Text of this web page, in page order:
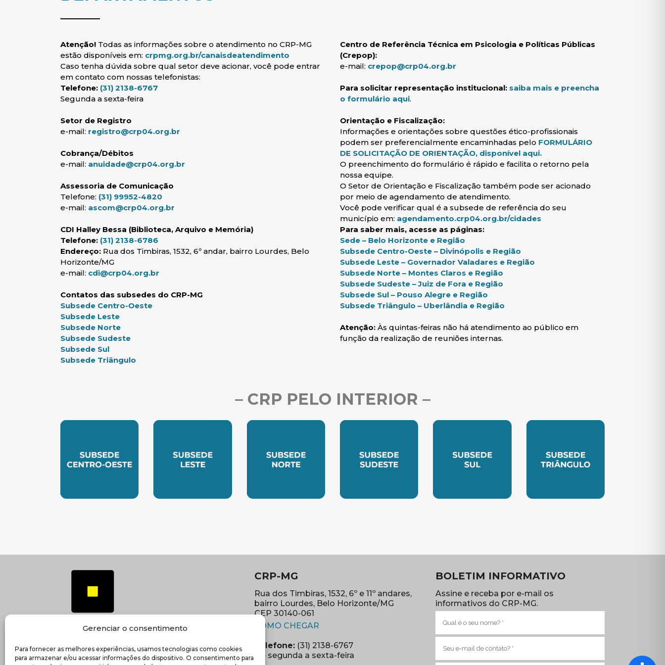
Gerenciar o consentimento
Para fornecer as melhores experiências, usamos tecnologias como cookies
para armazenar e/ou acessar informações do dispositivo. O consentimento para
Atenção! Todas as informações sobre o atendimento no CRP-MG
estão disponíveis em: crpmg.org.br/canaisdeatendimento (abre em nova janela)
Caso tenha dúvida sobre qual setor deve acionar, você pode entrar
em contato com nossas telefonistas:
Telefone: (31) 2138-6767
Segunda a sexta-feira
Setor de Registro
e-mail: registro@crp04.org.br
Cobrança/Débitos
e-mail: anuidade@crp04.org.br
Assessoria de Comunicação
Telefone: (31) 99952-4820
e-mail: ascom@crp04.org.br
CDI Halley Bessa (Biblioteca, Arquivo e Memória)
Telefone: (31) 2138-6786
Endereço: Rua dos Timbiras, 1532, 6º andar, bairro Lourdes, Belo
Horizonte/MG
e-mail: cdi@crp04.org.br
Contatos das subsedes do CRP-MG
Subsede Centro-Oeste(abre em nova janela)
Subsede Leste(abre em nova janela)
Subsede Norte(abre em nova janela)
Subsede Sudeste(abre em nova janela)
Subsede Sul(abre em nova janela)
Subsede Triângulo
Centro de Referência Técnica em Psicologia e Políticas Públicas
(Crepop):
e-mail: crepop@crp04.org.br
Para solicitar representação institucional: saiba mais e preencha
o formulário aqui.
Orientação e Fiscalização:
Informações e orientações sobre questões ético-profissionais
podem ser preferencialmente encaminhadas pelo FORMULÁRIO
DE SOLICITAÇÃO DE ORIENTAÇÃO, disponível aqui.(abre em nova janela)
O preenchimento do formulário é rápido e facilita o retorno pela
nossa equipe.
O Setor de Orientação e Fiscalização também pode ser acionado
por meio de agendamento de atendimento.
Você pode verificar qual é a subsede de referência do seu
município em: agendamento.crp04.org.br/cidades
Para saber mais, acesse as páginas:
Sede – Belo Horizonte e Região
Subsede Centro-Oeste – Divinópolis e Região
Subsede Leste – Governador Valadares e Região
Subsede Norte – Montes Claros e Região
Subsede Sudeste – Juiz de Fora e Região
Subsede Sul – Pouso Alegre e Região
Subsede Triângulo – Uberlândia e Região
Atenção: Às quintas-feiras não há atendimento ao público em
função da realização de reuniões internas.
– CRP PELO INTERIOR –
Transparência e prestação de contas(abre em nova janela)
CRP-MG
Rua dos Timbiras, 1532, 6º e 11º andares,
bairro Lourdes, Belo Horizonte/MG
CEP 30140-061
COMO CHEGAR(abre em nova janela)
Telefone:(31) 2138-6767
De segunda a sexta-feira
BOLETIM INFORMATIVO
Assine e receba por e-mail os
informativos do CRP-MG.
(obrigatório)
mail
(obrigatório)